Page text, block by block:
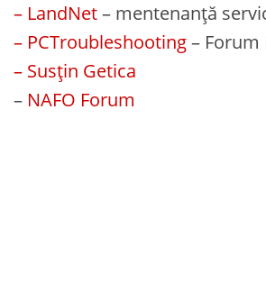
– LandNet– mentenanță
– PCTroubleshooting– Forum
– Susțin Getica
– NAFO Forum